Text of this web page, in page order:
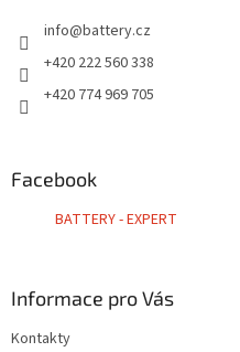
info@battery.cz
+420 222 560 338
+420 774 969 705
Facebook
BATTERY - EXPERT
Informace pro Vás
Kontakty